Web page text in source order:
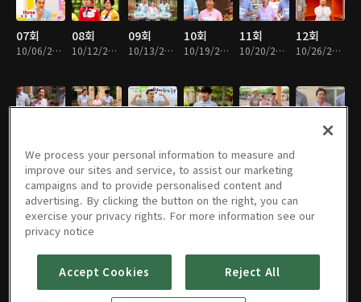
07회
10/06/2019 • 30분
08회
10/12/2019 • 29분
09회
10/13/2019 • 29분
10회
10/19/2019 • 29분
11회
10/20/2019 • 29분
12회
10/26/2019 • 29분
19회
11/17/2019 • 29분
20회 21회 22회 23회 24회
We process your personal information to measure and
improve our sites and service, to assist our marketing
campaigns and to provide personalised content and
advertising. By clicking the button on the right, you can
exercise your privacy rights. For more information see our
privacy notice
Accept Cookies Reject All